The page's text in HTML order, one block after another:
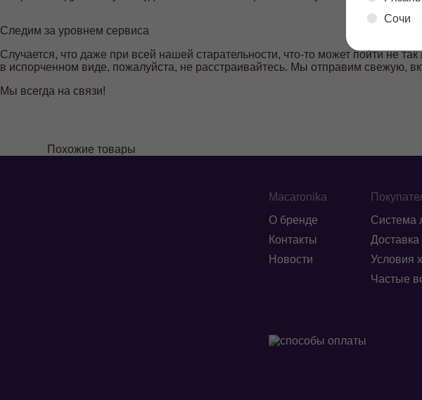
Следим за уровнем сервиса
Случается, что даже при всей нашей старательности, что-то может пойти не
в испорченном виде, пожалуйста, не расстраивайтесь. Мы отправим свежую,
Мы всегда на связи!
Похожие товары
Macaronika
О бренде
Контакты
Новости
Система
Условия
Частые
Сочи